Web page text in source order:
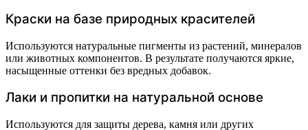
Краски на базе природных красителей
Используются натуральные пигменты из растений, минералов
или животных компонентов. В результате получаются яркие,
насыщенные оттенки без вредных добавок.
Лаки и пропитки на натуральной основе
Используются для защиты дерева, камня или других